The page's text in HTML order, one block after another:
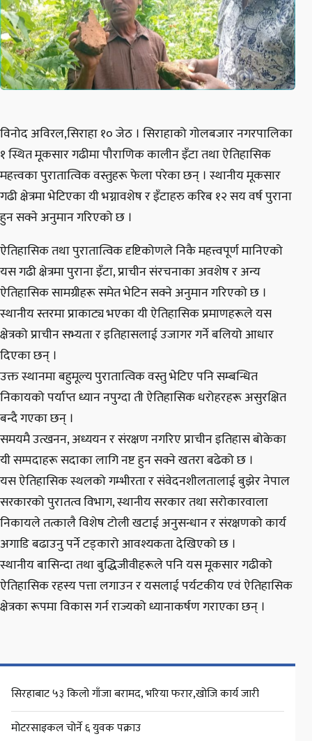
विनोद अविरल,​सिराहा १० जेठ । सिराहाको गोलबजार नगरपालिका
१ स्थित मूकसार गढीमा पौराणिक कालीन इँटा तथा ऐतिहासिक
महत्त्वका पुरातात्विक वस्तुहरू फेला परेका छन् । स्थानीय मूकसार
गढी क्षेत्रमा भेटिएका यी भग्नावशेष र इँटाहरु करिब १२ सय वर्ष पुराना
हुन सक्ने अनुमान गरिएको छ ।
​ऐतिहासिक तथा पुरातात्विक दृष्टिकोणले निकै महत्त्वपूर्ण मानिएको
यस गढी क्षेत्रमा पुराना इँटा, प्राचीन संरचनाका अवशेष र अन्य
ऐतिहासिक सामग्रीहरू समेत भेटिन सक्ने अनुमान गरिएको छ ।
स्थानीय स्तरमा प्राकाट्य भएका यी ऐतिहासिक प्रमाणहरूले यस
क्षेत्रको प्राचीन सभ्यता र इतिहासलाई उजागर गर्ने बलियो आधार
दिएका छन् ।
​उक्त स्थानमा बहुमूल्य पुरातात्विक वस्तु भेटिए पनि सम्बन्धित
निकायको पर्याप्त ध्यान नपुग्दा ती ऐतिहासिक धरोहरहरू असुरक्षित
बन्दै गएका छन् ।
समयमै उत्खनन, अध्ययन र संरक्षण नगरिए प्राचीन इतिहास बोकेका
यी सम्पदाहरू सदाका लागि नष्ट हुन सक्ने खतरा बढेको छ ।
​यस ऐतिहासिक स्थलको गम्भीरता र संवेदनशीलतालाई बुझेर नेपाल
सरकारको पुरातत्व विभाग, स्थानीय सरकार तथा सरोकारवाला
निकायले तत्कालै विशेष टोली खटाई अनुसन्धान र संरक्षणको कार्य
अगाडि बढाउनु पर्ने टड्कारो आवश्यकता देखिएको छ ।
स्थानीय बासिन्दा तथा बुद्धिजीवीहरूले पनि यस मूकसार गढीको
ऐतिहासिक रहस्य पत्ता लगाउन र यसलाई पर्यटकीय एवं ऐतिहासिक
क्षेत्रका रूपमा विकास गर्न राज्यको ध्यानाकर्षण गराएका छन् ।
सिरहाबाट ५३ किलो गाँजा बरामद, भरिया फरार,खोजि कार्य जारी
मोटरसाइकल चोर्ने ६ युवक पक्राउ